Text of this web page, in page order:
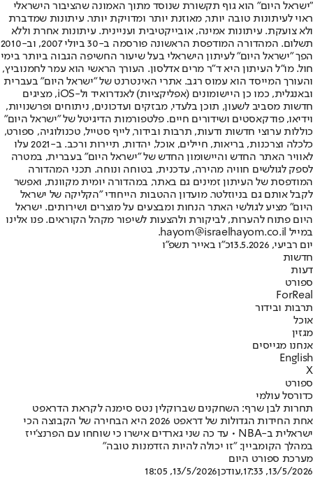
"ישראל היום" הוא גוף תקשורת שנוסד מתוך האמונה שהציבור הישראלי
ראוי לעיתונות טובה יותר, מאוזנת יותר ומדויקת יותר. עיתונות שמדברת
ולא צועקת. עיתונות אמינה, אובייקטיבית ועניינית. עיתונות אחרת וללא
תשלום. המהדורה המודפסת הראשונה פורסמה ב-30 ביולי 2007, וב-2010
הפך "ישראל היום" לעיתון הישראלי בעל שיעור החשיפה הגבוה ביותר בימי
חול. מו"ל העיתון היא ד"ר מרים אדלסון. העורך הראשי הוא עמר לחמנוביץ,
והעורך המייסד הוא עמוס רגב. אתרי האינטרנט של "ישראל היום" בעברית
ובאנגלית, כמו כן היישומונים (אפליקציות) לאנדרואיד ול-iOS, מציגים
חדשות מסביב לשעון, תוכן בלעדי, מבזקים ועדכונים, ניתוחים ופרשנויות,
וידיאו, פודקאסטים ושידורים חיים. פלטפורמות הדיגיטל של "ישראל היום"
כוללות ערוצי חדשות ודעות, תרבות ובידור, לייף סטייל, טכנולוגיה, ספורט,
כלכלה וצרכנות, בריאות, חיילים, אוכל, יהדות, תיירות ורכב. ב-2021 עלו
לאוויר האתר החדש והיישומון החדש של "ישראל היום" בעברית, במטרה
לספק לגולשים חוויה מהירה, עדכנית, בטוחה ונוחה. תכני המהדורה
המודפסת של העיתון זמינים גם באתר, במהדורה יומית מקוונת, ואפשר
לקבל אותם גם בניוזלטר. מועדון ההטבות הייחודי "הקליקה של ישראל
היום" מציע לגולשי האתר הנחות ומבצעים על מוצרים ושירותים. ישראל
היום פתוח להערות, לביקורת ולהצעות לשיפור מקהל הקוראים. פנו אלינו
במייל hayom@israelhayom.co.il.
יום רביעי, 13.5.2026
כ"ו באייר תשפ"ו
חדשות
דעות
ספורט
ForReal
תרבות ובידור
אוכל
מגזין
אנחנו מגייסים
English
X
ספורט
כדורסל עולמי
תחרות לבן שרף: השחקנים שברוקלין נטס סימנה לקראת הדראפט
אחת החידות הגדולות של דראפט 2026 היא הבחירה של הקבוצה הכי
ישראלית ב-NBA • עד כה שני גארדים אישרו כי שוחחו עם הפרנצ'ייז
במהלך הקומביין: "זו יכולה להיות הזדמנות טובה"
מערכת ספורט היום
13/5/2026, 17:33
,עודכן13/5/2026, 18:05